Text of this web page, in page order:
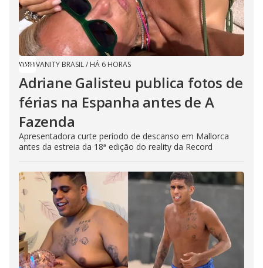
VANITY BRASIL/ HÁ 6 HORAS
Adriane Galisteu publica fotos de
férias na Espanha antes de A
Fazenda
Apresentadora curte período de descanso em Mallorca
antes da estreia da 18ª edição do reality da Record